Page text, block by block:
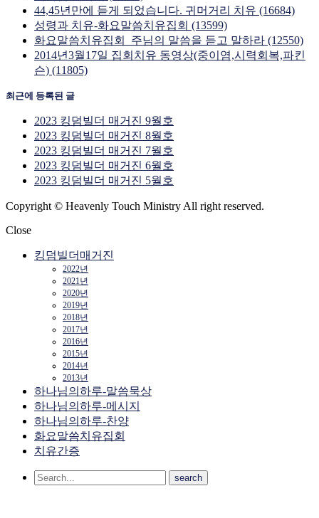
44,45년만에 듣게 되었습니다. 귀머거리 치유 (16684)
성령과 치유-화요말씀치유집회 (13599)
화요말씀치유집회_주님의 말씀을 듣고 말하라 (12550)
2014년3월17일 집회치유 동영상(중이염,시력회복,파킨
슨) (11805)
최근에 등록된 글
2023 킹덤빌더 매거진 9월호
2023 킹덤빌더 매거진 8월호
2023 킹덤빌더 매거진 7월호
2023 킹덤빌더 매거진 6월호
2023 킹덤빌더 매거진 5월호
Copyright © Heavenly Touch Ministry All right reserved.
Close
킹덤빌더매거진
2022년
2021년
2020년
2019년
2018년
2017년
2016년
2015년
2014년
2013년
하나님의하루-말씀묵상
하나님의하루-메시지
하나님의하루-찬양
화요말씀치유집회
치유간증